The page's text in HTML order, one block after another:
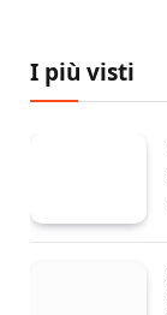
I più visti